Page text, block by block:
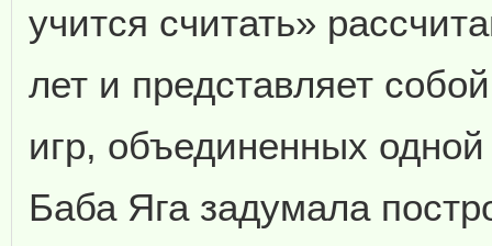
учится считать»
лет и представляет
игр, объединенных
Баба Яга задумала